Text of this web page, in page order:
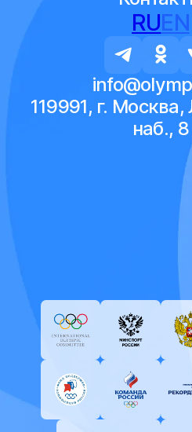
RUEN
119991, г.
наб., 8